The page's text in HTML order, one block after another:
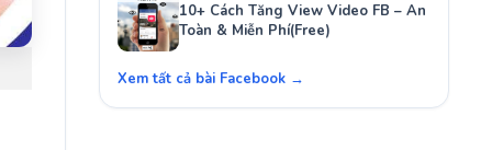
10+ Cách Tăng View Video FB – An
Toàn & Miễn Phí(Free)
Xem tất cả bài Facebook →